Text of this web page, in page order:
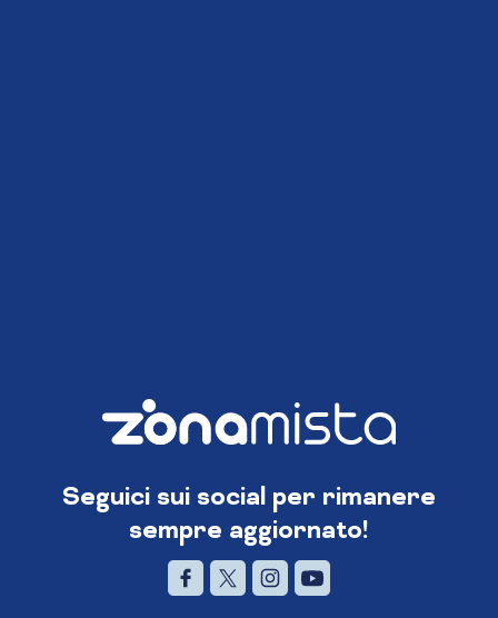
Seguici sui social per rimanere
sempre aggiornato!